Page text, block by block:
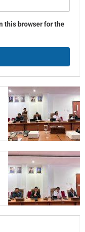
this browser for the